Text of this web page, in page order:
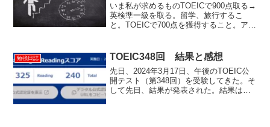
いま私が求めるものTOEICで900点取る→
英検準一級を取る。留学、旅行するこ
と。TOEICで700点を獲得すること。アル
レーズ：1周金のフレーズ：800～1100ネ
勉強日誌 TOEIC348回 結果と感想
先日、2024年3月17日、午後のTOEIC公
開テスト（第348回）を受験してきた。そ
して先日、結果が発表された。結果は、